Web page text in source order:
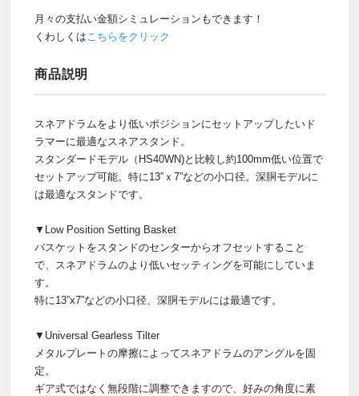
月々の支払い金額シミュレーションもできます！
くわしくはこちらをクリック
商品説明
スネアドラムをより低いポジションにセットアップしたいド
ラマーに最適なスネアスタンド。
スタンダードモデル（HS40WN)と比較し約100mm低い位置で
セットアップ可能。特に13”ｘ7”などの小口径。深胴モデルに
は最適なスタンドです。
▼Low Position Setting Basket
バスケットをスタンドのセンターからオフセットすること
で、スネアドラムのより低いセッティングを可能にしていま
す。
特に13”x7”などの小口径、深胴モデルには最適です。
▼Universal Gearless Tilter
メタルプレートの摩擦によってスネアドラムのアングルを固
定。
ギア式ではなく無段階に調整できますので、好みの角度に素